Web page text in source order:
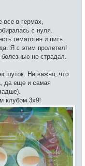
все в гермах,
с нуля.
гематоген и пить
Я с этим пролетел!
болезнью не страдал.
шуток. Не важно, что
да еще и самая
клубом 3х9!